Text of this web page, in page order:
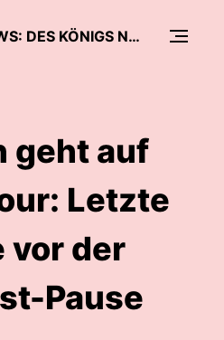
JÜRGEN DREWS: DES KÖNIGS NEUER PODCAST
geht auf
Letzte
vor der
Pause